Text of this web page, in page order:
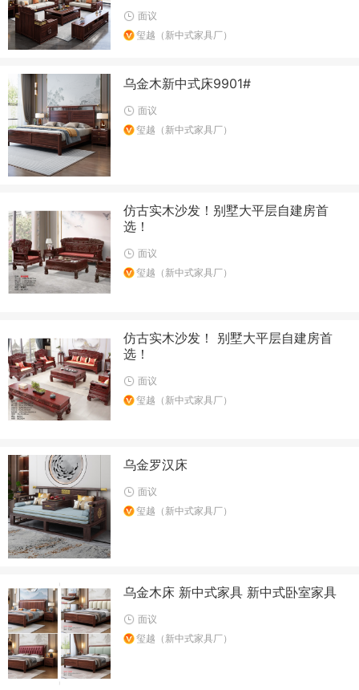
面议
玺越（新中式家具厂）
乌金木新中式床9901#
面议
玺越（新中式家具厂）
仿古实木沙发！别墅大平层自建房首
选！
面议
玺越（新中式家具厂）
仿古实木沙发！ 别墅大平层自建房首
选！
面议
玺越（新中式家具厂）
乌金罗汉床
面议
玺越（新中式家具厂）
乌金木床 新中式家具 新中式卧室家具
面议
玺越（新中式家具厂）